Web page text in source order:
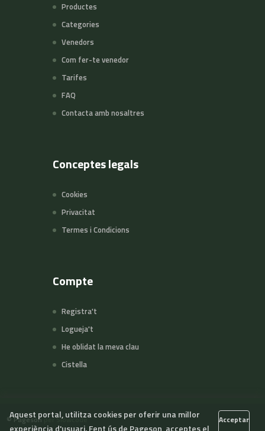
Productes
Categories
Venedors
Com fer-te venedor
Tarifes
FAQ
Contacta amb nosaltres
Conceptes legals
Cookies
Privacitat
Termes i Condicions
Compte
Registra't
Logueja't
He oblidat la meva clau
Cistella
©Pagesonper Slowcode
Aquest portal, utilitza cookies per oferir una millor
experiència d'usuari. Fent ús de Pageson, acceptes el
Acceptar